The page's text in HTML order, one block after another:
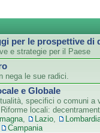
per le prospettive di
e strategie per il Paese
nega le sue radici.
e Globale
specifici o comuni a
locali:
Lazio
Campania